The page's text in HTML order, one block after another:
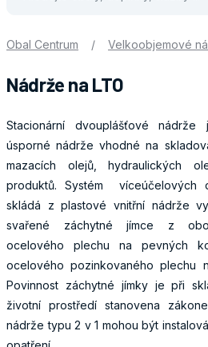
Obal Centrum / Velkoobjemové
Nádrže na LTO
Stacionární dvouplášťové
úsporné nádrže vhodné na
mazacích olejů, hydraulických
produktů. Systém víceúčelových
skládá z plastové vnitřní nádrže
svařené záchytné jímce z
ocelového plechu na pevných
ocelového pozinkovaného plechu
Povinnost záchytné jímky je při
životní prostředí stanovena
nádrže typu 2 v 1 mohou být